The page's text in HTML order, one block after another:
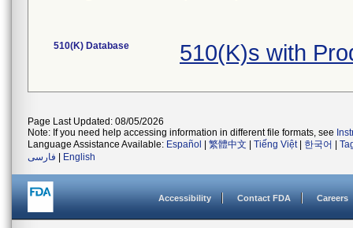
510(K) Database 510(K)s with
Page Last Updated: 08/05/2026
Note: If you need help accessing information in different file formats, see
Language Assistance Available: Español 繁體中文 Tiếng Việt| 한국어
فارسی
English
Accessibility Contact FDA Careers